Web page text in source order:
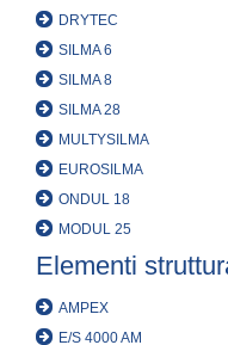
DRYTEC
SILMA 6
SILMA 8
SILMA 28
MULTYSILMA
EUROSILMA
ONDUL 18
MODUL 25
Elementi
AMPEX
E/S 4000 AM